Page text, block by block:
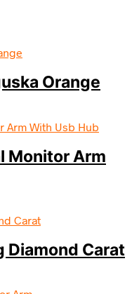
Orange
Monitor Arm
Diamond Carat